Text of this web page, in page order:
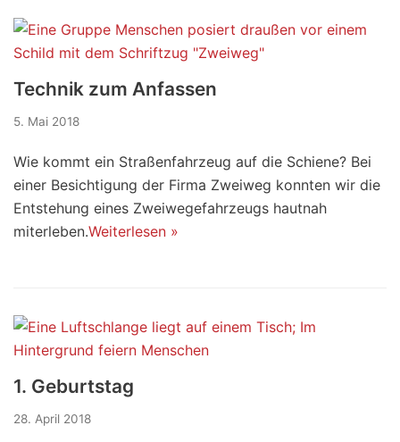
Technik zum Anfassen
5. Mai 2018
Wie kommt ein Straßenfahrzeug auf die Schiene? Bei
einer Besichtigung der Firma Zweiweg konnten wir die
Entstehung eines Zweiwegefahrzeugs hautnah
miterleben.Weiterlesen »
1. Geburtstag
28. April 2018